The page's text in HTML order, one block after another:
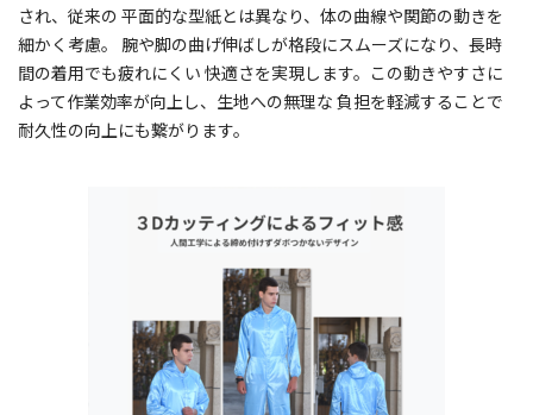
され、従来の 平面的な型紙とは異なり、体の曲線や関節の動きを
細かく考慮。 腕や脚の曲げ伸ばしが格段にスムーズになり、長時
間の着用でも疲れにくい 快適さを実現します。この動きやすさに
よって作業効率が向上し、生地への無理な 負担を軽減することで
耐久性の向上にも繋がります。